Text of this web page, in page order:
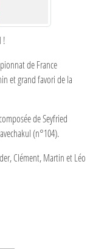
!
de France
et grand favori de la
de Seyfried
(n°104).
Clément, Martin et Léo